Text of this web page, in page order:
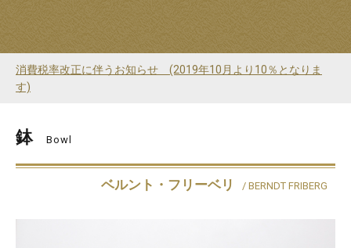
消費税率改正に伴うお知らせ (2019年10月より10％となりま
す)
鉢 Bowl
ベルント・フリーベリ / BERNDT FRIBERG